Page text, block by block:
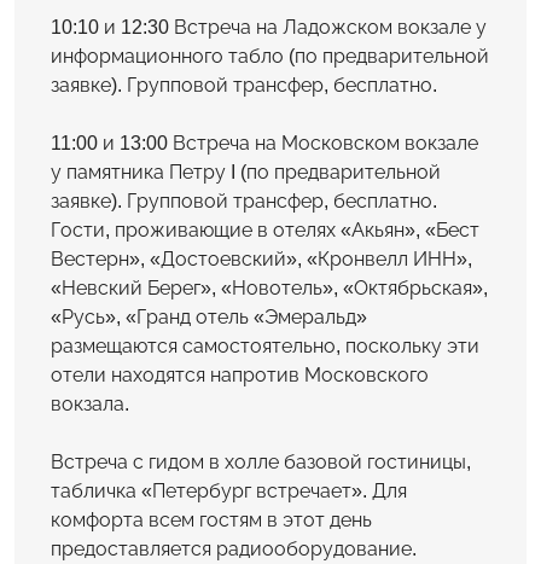
10:10 и 12:30 Встреча на Ладожском вокзале у
информационного табло (по предварительной
заявке). Групповой трансфер, бесплатно.
11:00 и 13:00 Встреча на Московском вокзале
у памятника Петру I (по предварительной
заявке). Групповой трансфер, бесплатно.
Гости, проживающие в отелях «Акьян», «Бест
Вестерн», «Достоевский», «Кронвелл ИНН»,
«Невский Берег», «Новотель», «Октябрьская»,
«Русь», «Гранд отель «Эмеральд»
размещаются самостоятельно, поскольку эти
отели находятся напротив Московского
вокзала.
Встреча с гидом в холле базовой гостиницы,
табличка «Петербург встречает». Для
комфорта всем гостям в этот день
предоставляется радиооборудование.